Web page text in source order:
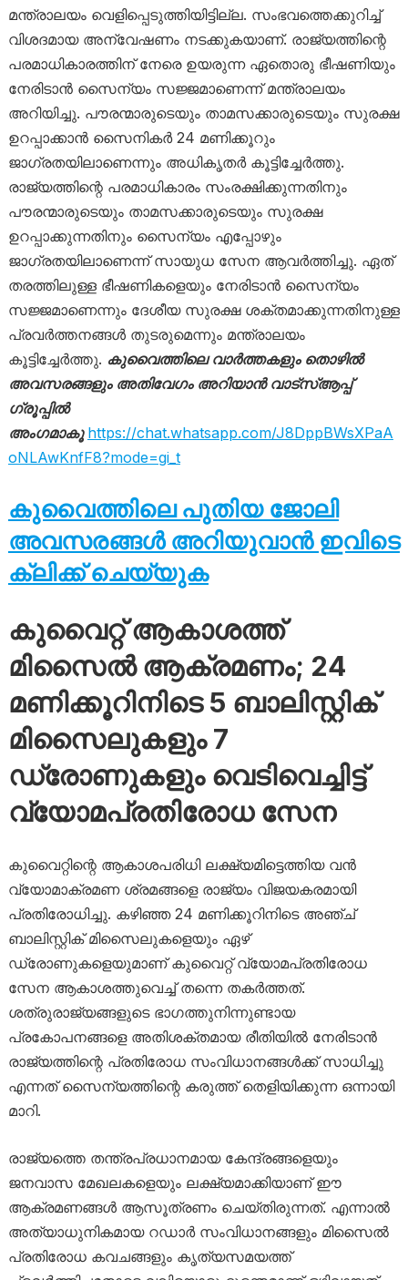
മന്ത്രാലയം വെളിപ്പെടുത്തിയിട്ടില്ല. സംഭവത്തെക്കുറിച്ച്
വിശദമായ അന്വേഷണം നടക്കുകയാണ്. രാജ്യത്തിന്റെ
പരമാധികാരത്തിന് നേരെ ഉയരുന്ന ഏതൊരു ഭീഷണിയും
നേരിടാൻ സൈന്യം സജ്ജമാണെന്ന് മന്ത്രാലയം
അറിയിച്ചു. പൗരന്മാരുടെയും താമസക്കാരുടെയും സുരക്ഷ
ഉറപ്പാക്കാൻ സൈനികർ 24 മണിക്കൂറും
ജാഗ്രതയിലാണെന്നും അധികൃതർ കൂട്ടിച്ചേർത്തു.
രാജ്യത്തിന്റെ പരമാധികാരം സംരക്ഷിക്കുന്നതിനും
പൗരന്മാരുടെയും താമസക്കാരുടെയും സുരക്ഷ
ഉറപ്പാക്കുന്നതിനും സൈന്യം എപ്പോഴും
ജാഗ്രതയിലാണെന്ന് സായുധ സേന ആവർത്തിച്ചു. ഏത്
തരത്തിലുള്ള ഭീഷണികളെയും നേരിടാൻ സൈന്യം
സജ്ജമാണെന്നും ദേശീയ സുരക്ഷ ശക്തമാക്കുന്നതിനുള്ള
പ്രവർത്തനങ്ങൾ തുടരുമെന്നും മന്ത്രാലയം
കൂട്ടിച്ചേർത്തു. കുവൈത്തിലെ വാർത്തകളും തൊഴിൽ
അവസരങ്ങളും അതിവേഗം അറിയാൻ വാട്സ്ആപ്പ്
ഗ്രൂപ്പിൽ
അംഗമാകൂ https://chat.whatsapp.com/J8DppBWsXPaA
oNLAwKnfF8?mode=gi_t
കുവൈത്തിലെ പുതിയ ജോലി
അവസരങ്ങൾ അറിയുവാൻ ഇവിടെ
ക്ലിക്ക് ചെയ്യുക
കുവൈറ്റ് ആകാശത്ത്
മിസൈൽ ആക്രമണം; 24
മണിക്കൂറിനിടെ 5 ബാലിസ്റ്റിക്
മിസൈലുകളും 7
ഡ്രോണുകളും വെടിവെച്ചിട്ട്
വ്യോമപ്രതിരോധ സേന
കുവൈറ്റിന്റെ ആകാശപരിധി ലക്ഷ്യമിട്ടെത്തിയ വൻ
വ്യോമാക്രമണ ശ്രമങ്ങളെ രാജ്യം വിജയകരമായി
പ്രതിരോധിച്ചു. കഴിഞ്ഞ 24 മണിക്കൂറിനിടെ അഞ്ച്
ബാലിസ്റ്റിക് മിസൈലുകളെയും ഏഴ്
ഡ്രോണുകളെയുമാണ് കുവൈറ്റ് വ്യോമപ്രതിരോധ
സേന ആകാശത്തുവെച്ച് തന്നെ തകർത്തത്.
ശത്രുരാജ്യങ്ങളുടെ ഭാഗത്തുനിന്നുണ്ടായ
പ്രകോപനങ്ങളെ അതിശക്തമായ രീതിയിൽ നേരിടാൻ
രാജ്യത്തിന്റെ പ്രതിരോധ സംവിധാനങ്ങൾക്ക് സാധിച്ചു
എന്നത് സൈന്യത്തിന്റെ കരുത്ത് തെളിയിക്കുന്ന ഒന്നായി
മാറി.
രാജ്യത്തെ തന്ത്രപ്രധാനമായ കേന്ദ്രങ്ങളെയും
ജനവാസ മേഖലകളെയും ലക്ഷ്യമാക്കിയാണ് ഈ
ആക്രമണങ്ങൾ ആസൂത്രണം ചെയ്തിരുന്നത്. എന്നാൽ
അത്യാധുനികമായ റഡാർ സംവിധാനങ്ങളും മിസൈൽ
പ്രതിരോധ കവചങ്ങളും കൃത്യസമയത്ത്